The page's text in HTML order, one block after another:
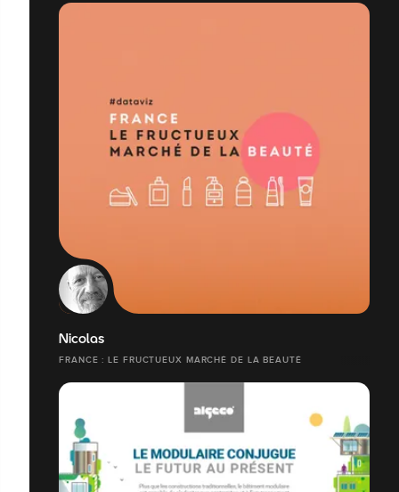
Nicolas
FRANCE : LE FRUCTUEUX MARCHÉ DE LA BEAUTÉ